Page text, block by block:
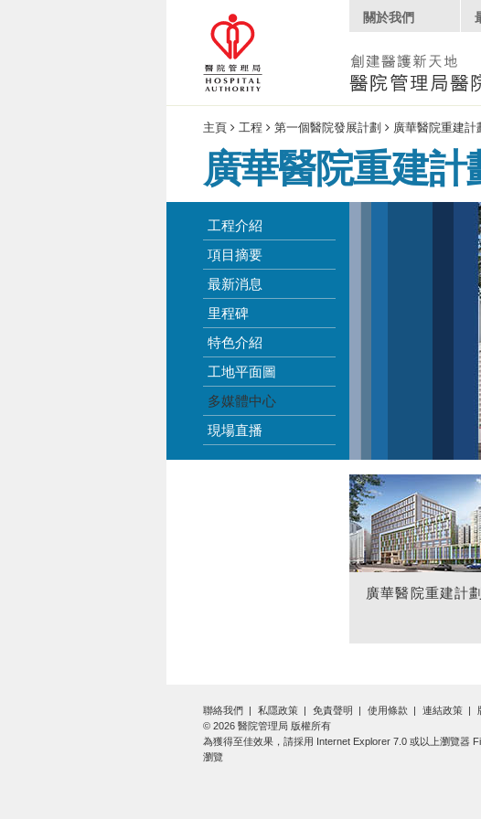
關於我們
主頁 工程 第一個醫院發展計劃 廣華醫院重建計
廣華醫院重建計
工程介紹
項目摘要
最新消息
里程碑
特色介紹
工地平面圖
多媒體中心
現場直播
廣華醫院重建計劃
聯絡我們 私隱政策 免責聲明 使用條款 連結政策
© 2026 醫院管理局 版權所有
為獲得至佳效果，請採用 Internet Explorer 7.0 或以上瀏覽器
瀏覽